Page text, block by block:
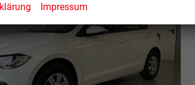
Impressum